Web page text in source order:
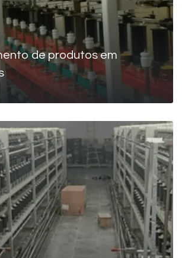
de produtos em